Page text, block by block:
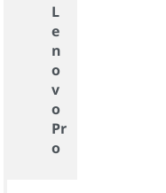
L
e
n
o
v
o
Pr
o